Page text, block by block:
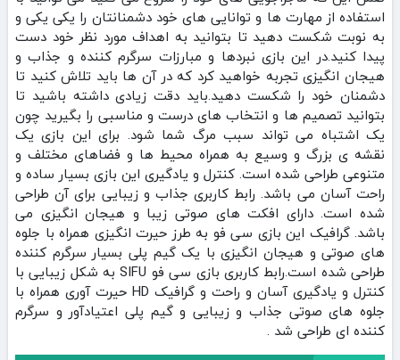
استفاده از مهارت ها و توانایی های خود دشمنانتان را یکی یکی و
به نوبت شکست دهید تا بتوانید به اهداف مورد نظر خود دست
پیدا کنید.در این بازی نبردها و مبارزات سرگرم کننده و جذاب و
هیجان انگیزی تجربه خواهید کرد که در آن ها باید تلاش کنید تا
دشمنان خود را شکست دهید.باید دقت زیادی داشته باشید تا
بتوانید تصمیم ها و انتخاب های درست و مناسبی را بگیرید چون
یک اشتباه می تواند سبب مرگ شما شود. برای این بازی یک
نقشه ی بزرگ و وسیع به همراه محیط ها و فضاهای مختلف و
متنوعی طراحی شده است. کنترل و یادگیری این بازی بسیار ساده و
راحت آسان می باشد. رابط کاربری جذاب و زیبایی برای آن طراحی
شده است. دارای افکت های صوتی زیبا و هیجان انگیزی می
باشد. گرافیک این بازی سی فو به طرز حیرت انگیزی همراه با جلوه
های صوتی و هیجان انگیزی با یک گیم پلی بسیار سرگرم کننده
طراحی شده است.رابط کاربری بازی سی فو SIFU به شکل زیبایی با
کنترل و یادگیری آسان و راحت و گرافیک HD حیرت آوری همراه با
جلوه های صوتی جذاب و زیبایی و گیم پلی اعتیادآور و سرگرم
کننده ای طراحی شد .